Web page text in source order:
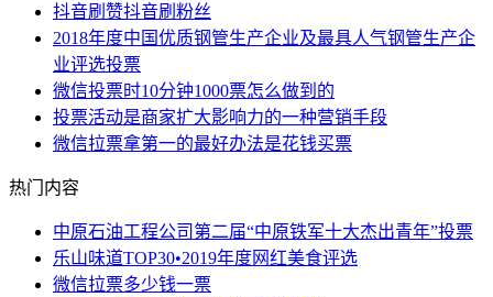
抖音刷赞抖音刷粉丝
2018年度中国优质钢管生产企业及最具人气钢管生产企
业评选投票
微信投票时10分钟1000票怎么做到的
投票活动是商家扩大影响力的一种营销手段
微信拉票拿第一的最好办法是花钱买票
热门内容
中原石油工程公司第二届“中原铁军十大杰出青年”投票
乐山味道TOP30•2019年度网红美食评选
微信拉票多少钱一票